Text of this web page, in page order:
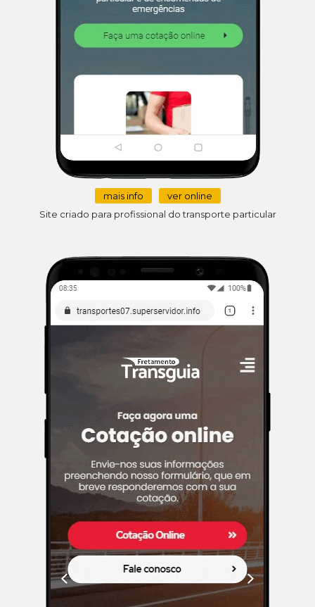
mais info
ver online
Site criado para profissional do transporte particular